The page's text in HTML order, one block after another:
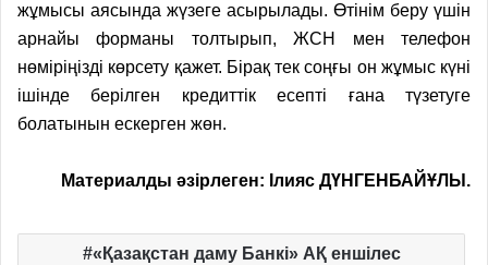
жұмысы аясында жүзеге асырылады. Өтінім беру үшін
арнайы форманы толтырып, ЖСН мен телефон
нөміріңізді көрсету қажет. Бірақ тек соңғы он жұмыс күні
ішінде берілген кредиттік есепті ғана түзетуге
болатынын ескерген жөн.
Материалды әзірлеген: Ілияс ДҮНГЕНБАЙҰЛЫ.
«Қазақстан даму Банкі» АҚ еншілес